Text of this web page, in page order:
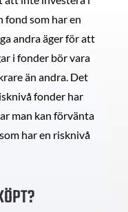
fond som har en
andra äger för att
i fonder bör vara
än andra. Det
fonder har
man kan förvänta
har en risknivå